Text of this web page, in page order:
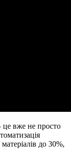
це вже не просто
до 30%,